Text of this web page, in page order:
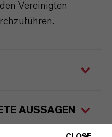
Vereinigten
AUSSAGEN